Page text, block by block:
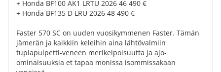
+ Honda BF100 AK1 LRTU 2026 46 490 €
+ Honda BF135 D LRU 2026 48 490 €
Faster 570 SC on uuden vuosikymmenen Faster. Tämän
jämerän ja kaikkiin keleihin aina lähtövalmiin
tuplapulpetti-veneen merikelpoisuutta ja ajo-
ominaisuuksia et tapaa monissa isommissakaan